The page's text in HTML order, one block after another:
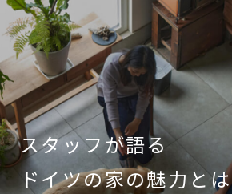
スタッフが語る
ドイツの家の魅力とは